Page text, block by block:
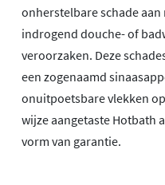
onherstelbare schade
indrogend douche- of
veroorzaken. Deze
een zogenaamd
onuitpoetsbare vlekken
wijze aangetaste Hotbath
vorm van garantie.